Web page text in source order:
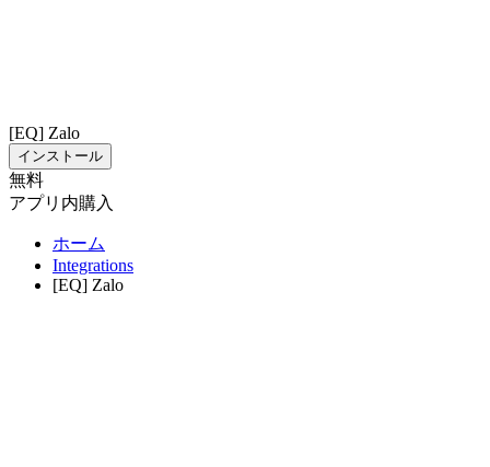
[EQ] Zalo
インストール
無料
アプリ内購入
ホーム
Integrations
[EQ] Zalo